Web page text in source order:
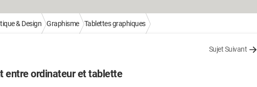
& Design Graphisme Tablettes graphiques
Sujet Suivant
entre ordinateur et tablette